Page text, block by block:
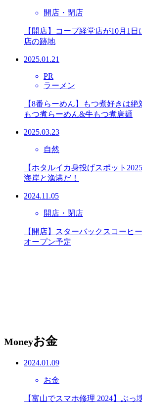
開店・閉店
【開店】コープ経堂店が10月1
店の跡地
2025.01.21
PR
ラーメン
【8番らーめん】もつ煮好きは
もつ煮らーめん&牛もつ煮唐麺
2025.03.23
自然
【ホタルイカ身投げスポット
海岸と漁港だ！
2024.11.05
開店・閉店
【開店】スターバックスコーヒ
オープン予定
Moneyお金
2024.01.09
お金
【富山でスマホ修理 2024】ぶ